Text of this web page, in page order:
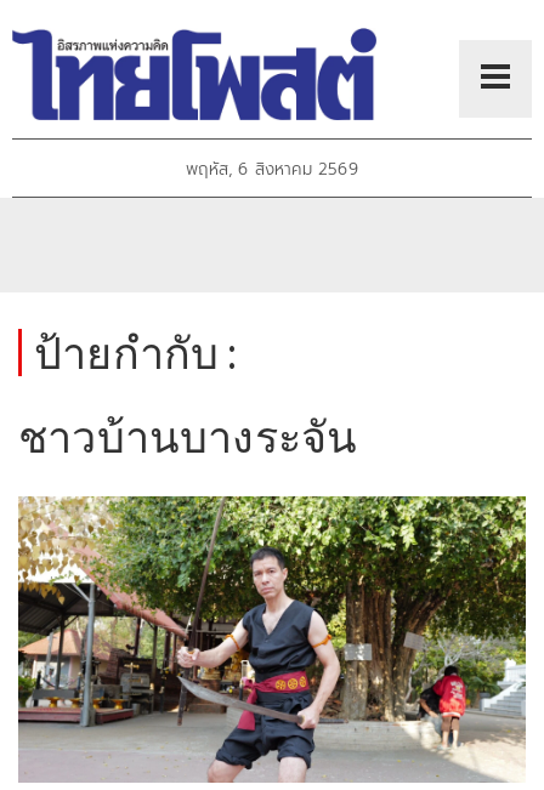
พฤหัส, 6 สิงหาคม 2569
ป้ายกำกับ :
ชาวบ้านบางระจัน